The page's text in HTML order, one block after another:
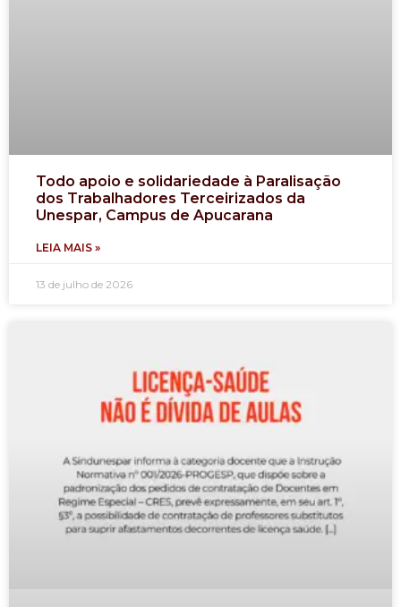
Todo apoio e solidariedade à Paralisação
dos Trabalhadores Terceirizados da
Unespar, Campus de Apucarana
LEIA MAIS »
13 de julho de 2026